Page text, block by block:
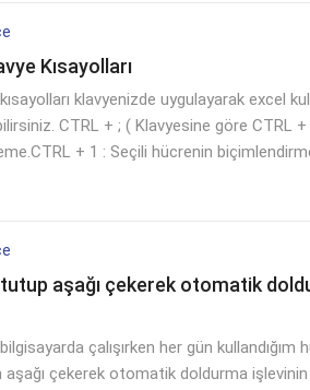
Kısayolları
klavyenizde uygulayarak excel
CTRL + ; ( Klavyesine göre CTRL
+ 1 : Seçili hücrenin
aşağı çekerek otomatik
çalışırken her gün kullandığım
aşağı çekerek otomatik doldurma işlevinin